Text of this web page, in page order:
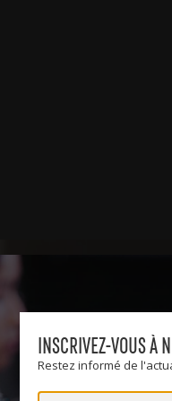
INSCRIVEZ-VOUS À
Restez informé de